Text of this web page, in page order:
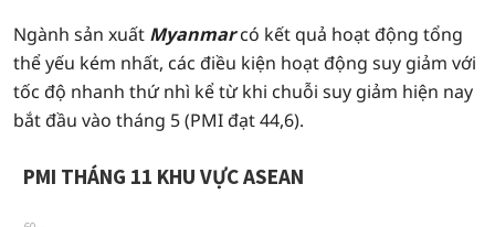
Ngành sản xuất Myanmarcó kết quả hoạt động tổng
thể yếu kém nhất, các điều kiện hoạt động suy giảm với
tốc độ nhanh thứ nhì kể từ khi chuỗi suy giảm hiện nay
bắt đầu vào tháng 5 (PMI đạt 44,6).